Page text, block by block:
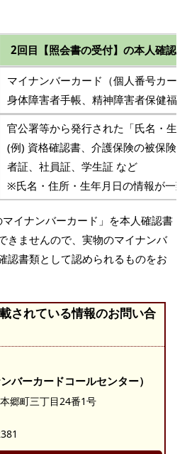
2回目【照会書の受付】 の本人確認
マイナンバーカード（個人番号カー
身体障害者手帳、精神障害者保健福
官公署等から発行された「氏名・生
(例) 資格確認書、介護保険の被保険
者証、社員証、学生証 など
※氏名・住所・生年月日の情報が一
マイナンバーカード」を本人確認書
きませんので、実物のマイナンバ
認書類として認められるものをお
されている情報のお問い合
バーカードコールセンター）
郷町三丁目24番1号